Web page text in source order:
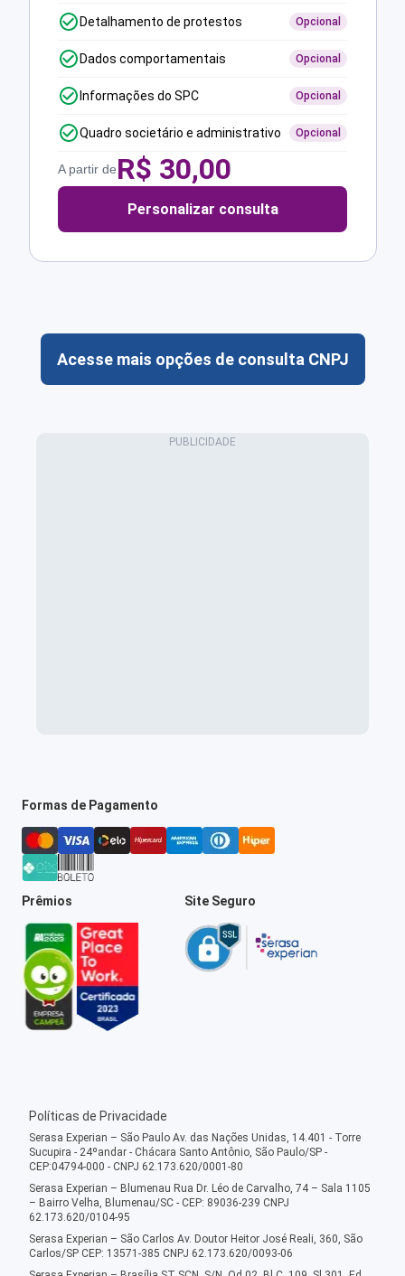
Detalhamento de protestos Opcional
Dados comportamentais Opcional
Informações do SPC Opcional
Quadro societário e administrativo Opcional
A partir deR$ 30,00
Personalizar consulta
Acesse mais opções de consulta CNPJ
Formas de Pagamento
Prêmios Site Seguro
Políticas de Privacidade
Serasa Experian – São Paulo Av. das Nações Unidas, 14.401 - Torre
Sucupira - 24ºandar - Chácara Santo Antônio, São Paulo/SP -
CEP:04794-000 - CNPJ 62.173.620/0001-80
Serasa Experian – Blumenau Rua Dr. Léo de Carvalho, 74 – Sala 1105
– Bairro Velha, Blumenau/SC - CEP: 89036-239 CNPJ
62.173.620/0104-95
Serasa Experian – São Carlos Av. Doutor Heitor José Reali, 360, São
Carlos/SP CEP: 13571-385 CNPJ 62.173.620/0093-06